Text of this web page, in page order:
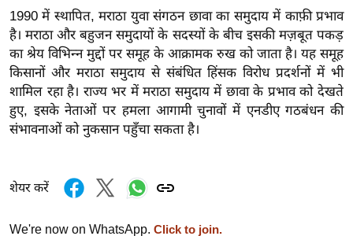
य
त
यं
ग
इं
डि
हि
1990 में स्थापित, मराठा युवा संगठन छावा का समुदाय में काफ़ी प्रभाव
है। मराठा और बहुजन समुदायों के सदस्यों के बीच इसकी मज़बूत पकड़
का श्रेय विभिन्न मुद्दों पर समूह के आक्रामक रुख को जाता है। यह समूह
किसानों और मराठा समुदाय से संबंधित हिंसक विरोध प्रदर्शनों में भी
शामिल रहा है। राज्य भर में मराठा समुदाय में छावा के प्रभाव को देखते
हुए, इसके नेताओं पर हमला आगामी चुनावों में एनडीए गठबंधन की
संभावनाओं को नुकसान पहुँचा सकता है।
शेयर करें
We're now on WhatsApp. Click to join.